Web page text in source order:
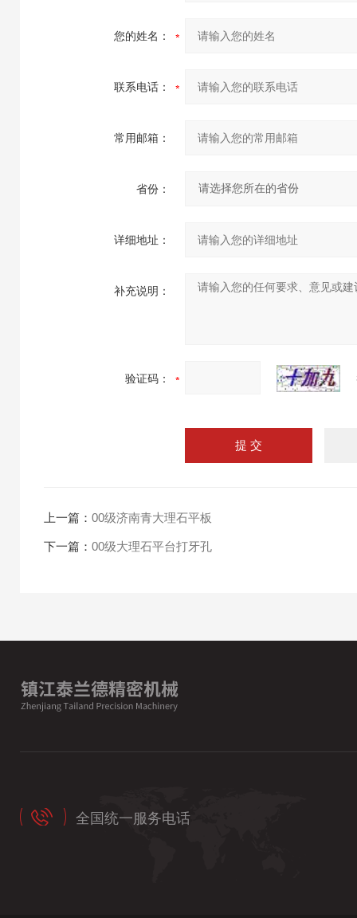
您的姓名：
联系电话：
常用邮箱：
省份：
详细地址：
补充说明：
验证码：
上一篇： 00级济南青大理石平板
下一篇： 00级大理石平台打牙孔
全国统一服务电话